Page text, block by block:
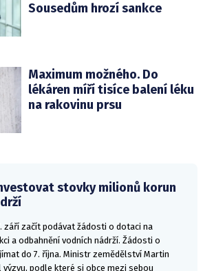
Sousedům hrozí sankce
Maximum možného. Do
lékáren míří tisíce balení léku
na rakovinu prsu
stovky milionů korun
září začít podávat žádosti o dotaci na
a odbahnění vodních nádrží. Žádosti o
do 7. října. Ministr zemědělství Martin
podle které si obce mezi sebou